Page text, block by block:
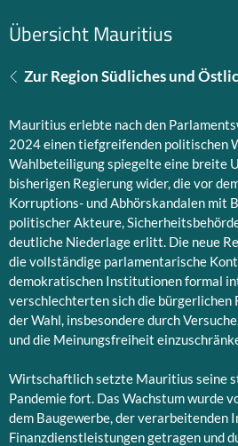
Übersicht Mauritius
Zur Region Südliches und
Mauritius erlebte nach den
2024 einen tiefgreifenden politischen
Wahlbeteiligung spiegelte eine breite
bisherigen Regierung wider, die vor
Korruptions- und Abhörskandalen mit
politischer Akteure,
deutliche Niederlage erlitt. Die neue
die vollständige parlamentarische
demokratischen Institutionen formal
verschlechterten sich die bürgerlichen
der Wahl, insbesondere durch
und die Meinungsfreiheit
Wirtschaftlich setzte Mauritius seine
Pandemie fort. Das Wachstum wurde
dem Baugewerbe, der verarbeitenden
Finanzdienstleistungen getragen und